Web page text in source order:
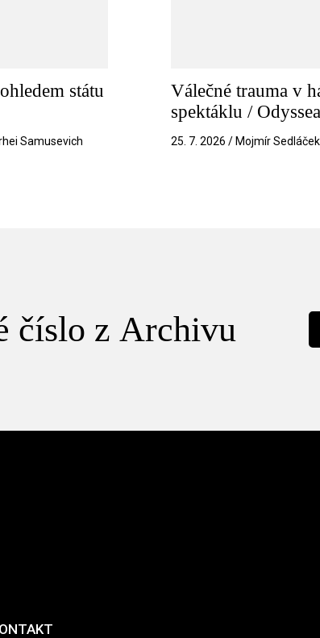
státu
Samusevich
Válečné trauma v
spektáklu / Odyssea
25. 7. 2026 / Mojmír Sedláček
číslo z Archivu